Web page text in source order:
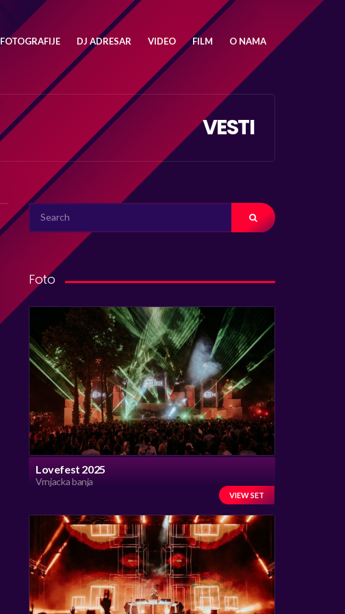
FOTOGRAFIJE DJ ADRESAR VIDEO FILM O NAMA
VESTI
SEARCH
FOR:
Foto
Lovefest 2025
Vrnjacka banja
VIEW SET